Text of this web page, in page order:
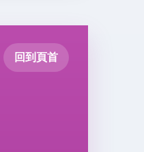
回到頁首